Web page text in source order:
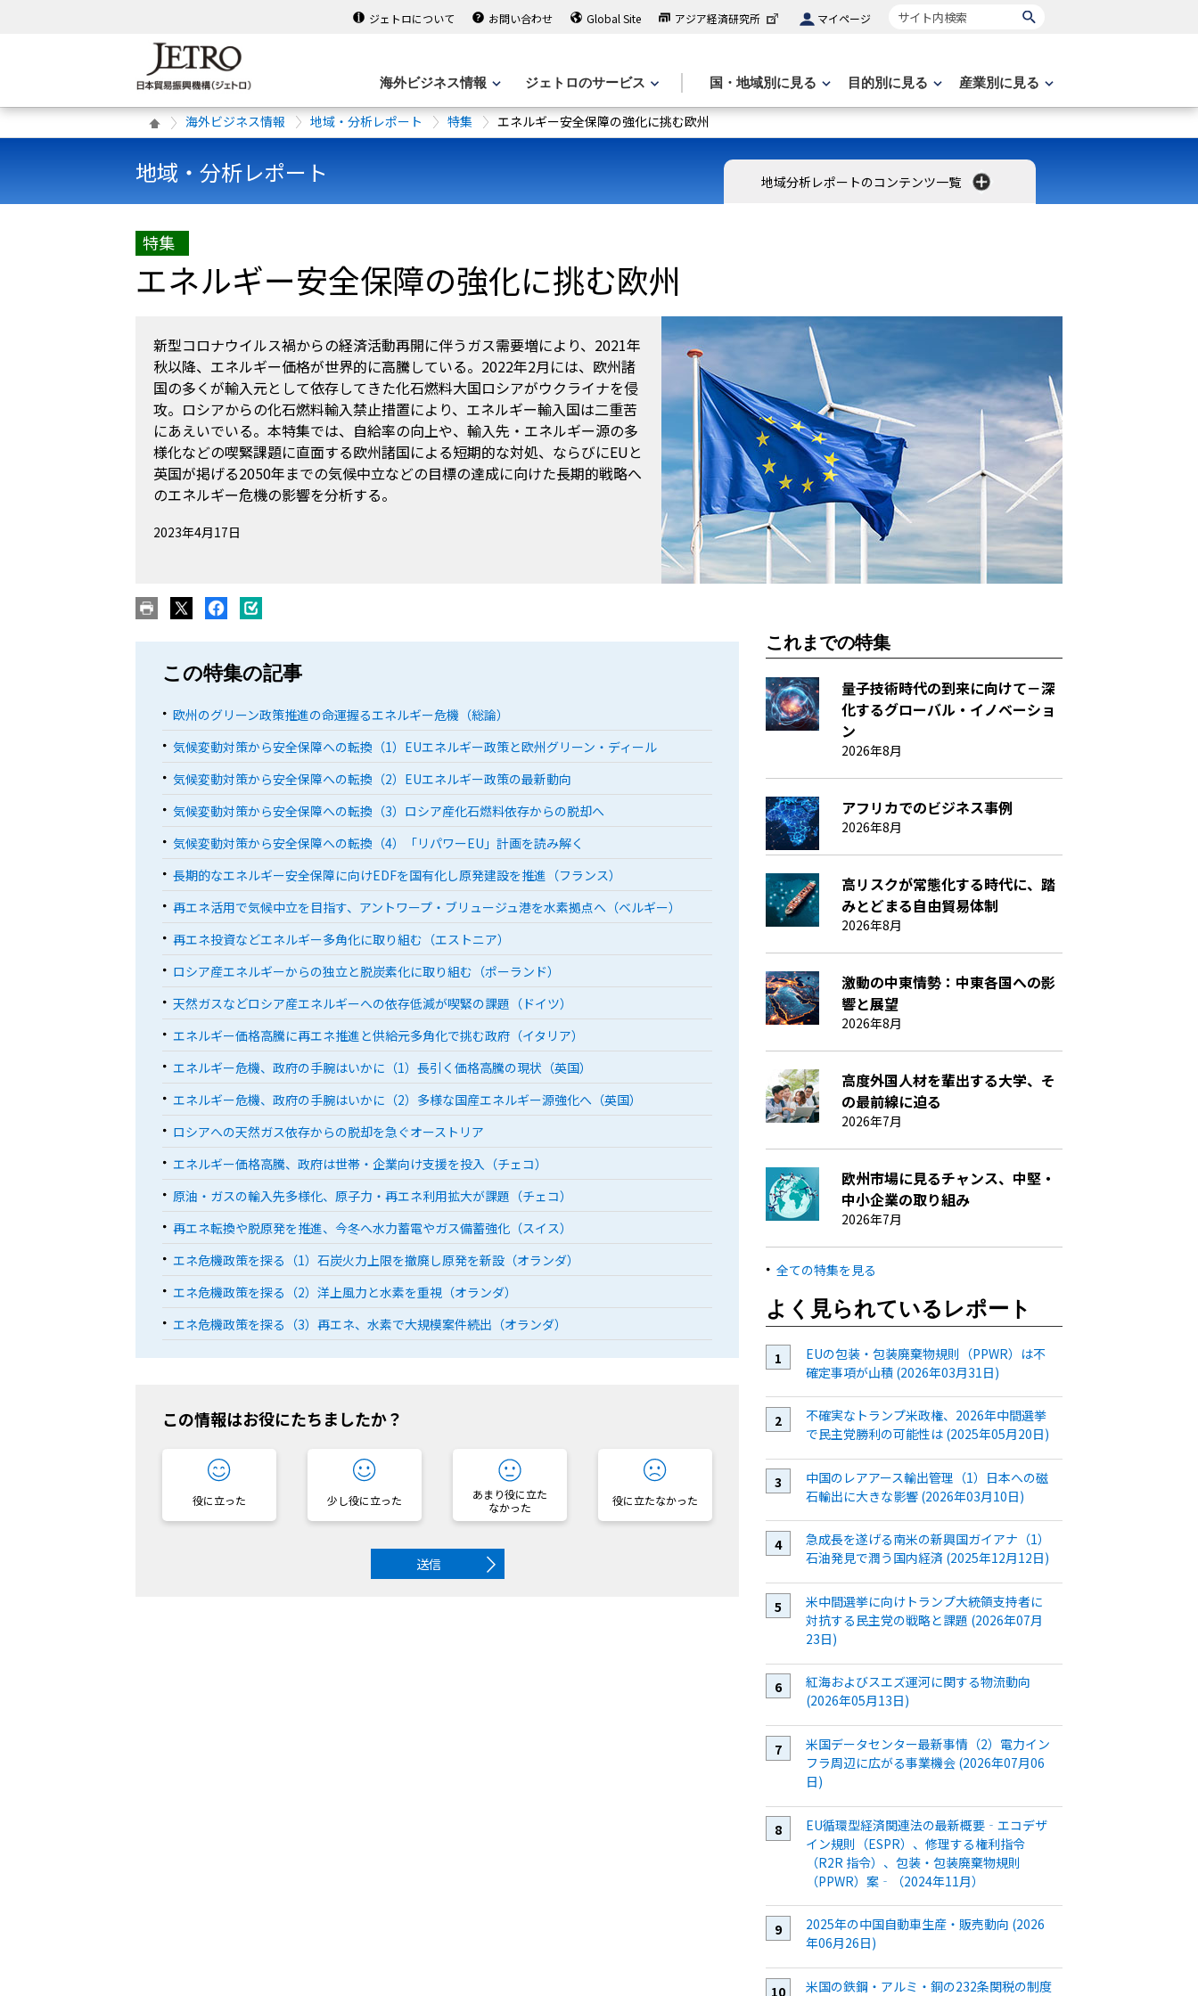
ジェトロについて お問い合わせ Global Site アジア経済研究所 マイページ サイト内検索
海外ビジネス情報 ジェトロのサービス 国・地域別に見る 目的別に見る 産業別に見る
海外ビジネス情報 地域・分析レポート 特集 エネルギー安全保障の強化に挑む欧州
地域・分析レポート 地域分析レポートのコンテンツ一覧
特集
エネルギー安全保障の強化に挑む欧州
新型コロナウイルス禍からの経済活動再開に伴うガス需要増により、2021年
秋以降、エネルギー価格が世界的に高騰している。2022年2月には、欧州諸
国の多くが輸入元として依存してきた化石燃料大国ロシアがウクライナを侵
攻。ロシアからの化石燃料輸入禁止措置により、エネルギー輸入国は二重苦
にあえいでいる。本特集では、自給率の向上や、輸入先・エネルギー源の多
様化などの喫緊課題に直面する欧州諸国による短期的な対処、ならびにEUと
英国が掲げる2050年までの気候中立などの目標の達成に向けた長期的戦略へ
のエネルギー危機の影響を分析する。
2023年4月17日
この特集の記事
欧州のグリーン政策推進の命運握るエネルギー危機（総論）
気候変動対策から安全保障への転換（1）EUエネルギー政策と欧州グリーン・ディール
気候変動対策から安全保障への転換（2）EUエネルギー政策の最新動向
気候変動対策から安全保障への転換（3）ロシア産化石燃料依存からの脱却へ
気候変動対策から安全保障への転換（4）「リパワーEU」計画を読み解く
長期的なエネルギー安全保障に向けEDFを国有化し原発建設を推進（フランス）
再エネ活用で気候中立を目指す、アントワープ・ブリュージュ港を水素拠点へ（ベルギー）
再エネ投資などエネルギー多角化に取り組む（エストニア）
ロシア産エネルギーからの独立と脱炭素化に取り組む（ポーランド）
天然ガスなどロシア産エネルギーへの依存低減が喫緊の課題（ドイツ）
エネルギー価格高騰に再エネ推進と供給元多角化で挑む政府（イタリア）
エネルギー危機、政府の手腕はいかに（1）長引く価格高騰の現状（英国）
エネルギー危機、政府の手腕はいかに（2）多様な国産エネルギー源強化へ（英国）
ロシアへの天然ガス依存からの脱却を急ぐオーストリア
エネルギー価格高騰、政府は世帯・企業向け支援を投入（チェコ）
原油・ガスの輸入先多様化、原子力・再エネ利用拡大が課題（チェコ）
再エネ転換や脱原発を推進、今冬へ水力蓄電やガス備蓄強化（スイス）
エネ危機政策を探る（1）石炭火力上限を撤廃し原発を新設（オランダ）
エネ危機政策を探る（2）洋上風力と水素を重視（オランダ）
エネ危機政策を探る（3）再エネ、水素で大規模案件続出（オランダ）
この情報はお役にたちましたか？
役に立った 少し役に立った
あまり役に立た
なかった
役に立たなかった
送信
これまでの特集
量子技術時代の到来に向けて－深
化するグローバル・イノベーショ
ン
2026年8月
アフリカでのビジネス事例
2026年8月
高リスクが常態化する時代に、踏
みとどまる自由貿易体制
2026年8月
激動の中東情勢：中東各国への影
響と展望
2026年8月
高度外国人材を輩出する大学、そ
の最前線に迫る
2026年7月
欧州市場に見るチャンス、中堅・
中小企業の取り組み
2026年7月
全ての特集を見る
よく見られているレポート
EUの包装・包装廃棄物規則（PPWR）は不
確定事項が山積 (2026年03月31日)
不確実なトランプ米政権、2026年中間選挙
で民主党勝利の可能性は (2025年05月20日)
中国のレアアース輸出管理（1）日本への磁
石輸出に大きな影響 (2026年03月10日)
急成長を遂げる南米の新興国ガイアナ（1）
石油発見で潤う国内経済 (2025年12月12日)
米中間選挙に向けトランプ大統領支持者に
対抗する民主党の戦略と課題 (2026年07月
23日)
紅海およびスエズ運河に関する物流動向
(2026年05月13日)
米国データセンター最新事情（2）電力イン
フラ周辺に広がる事業機会 (2026年07月06
日)
EU循環型経済関連法の最新概要‐エコデザ
イン規則（ESPR）、修理する権利指令
（R2R 指令）、包装・包装廃棄物規則
（PPWR）案‐（2024年11月）
2025年の中国自動車生産・販売動向 (2026
年06月26日)
米国の鉄鋼・アルミ・銅の232条関税の制度